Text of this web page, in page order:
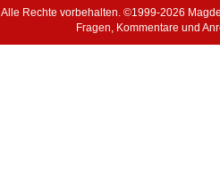
Alle Rechte vorbehalten. ©1999-2026
Fragen, Kommentare und